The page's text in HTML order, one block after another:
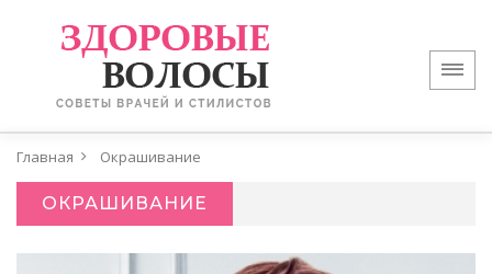
Главная Окрашивание
ОКРАШИВАНИЕ